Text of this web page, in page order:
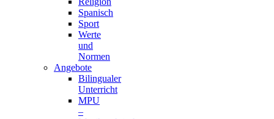
Spanisch
Sport
Werte
und
Normen
Angebote
Bilingualer
Unterricht
MPU
–